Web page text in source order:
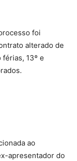
foi
alterado de
13º e
ao
apresentador do